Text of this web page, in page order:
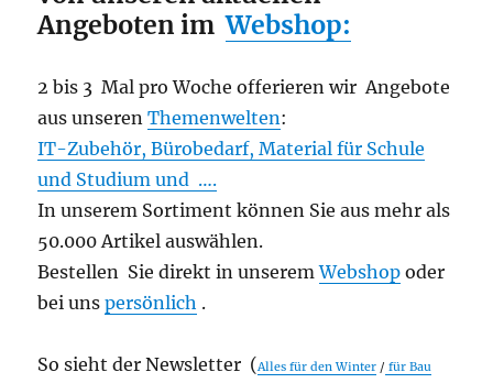
Angeboten imWebshop:
2 bis 3 Mal pro Woche offerieren wir Angebote
aus unserenThemenwelten:
IT-Zubehör, Bürobedarf, Material für Schule
und Studium und ….
In unserem Sortiment können Sie aus mehr als
50.000 Artikel auswählen.
Bestellen Sie direkt in unseremWebshop oder
bei unspersönlich .
So sieht der Newsletter (Alles für den Winter / für Bau